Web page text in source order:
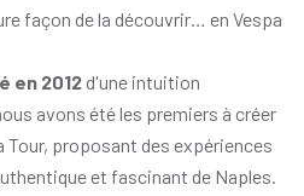
façon de la découvrir… en Vespa
en 2012 d'une intuition
avons été les premiers à créer
Tour, proposant des expériences
et fascinant de Naples.